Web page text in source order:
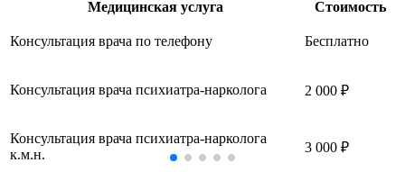
Медицинская услуга Стоимость
Консультация врача по телефону Бесплатно
Консультация врача психиатра-нарколога 2 000 ₽
Консультация врача психиатра-нарколога
к.м.н.
3 000 ₽